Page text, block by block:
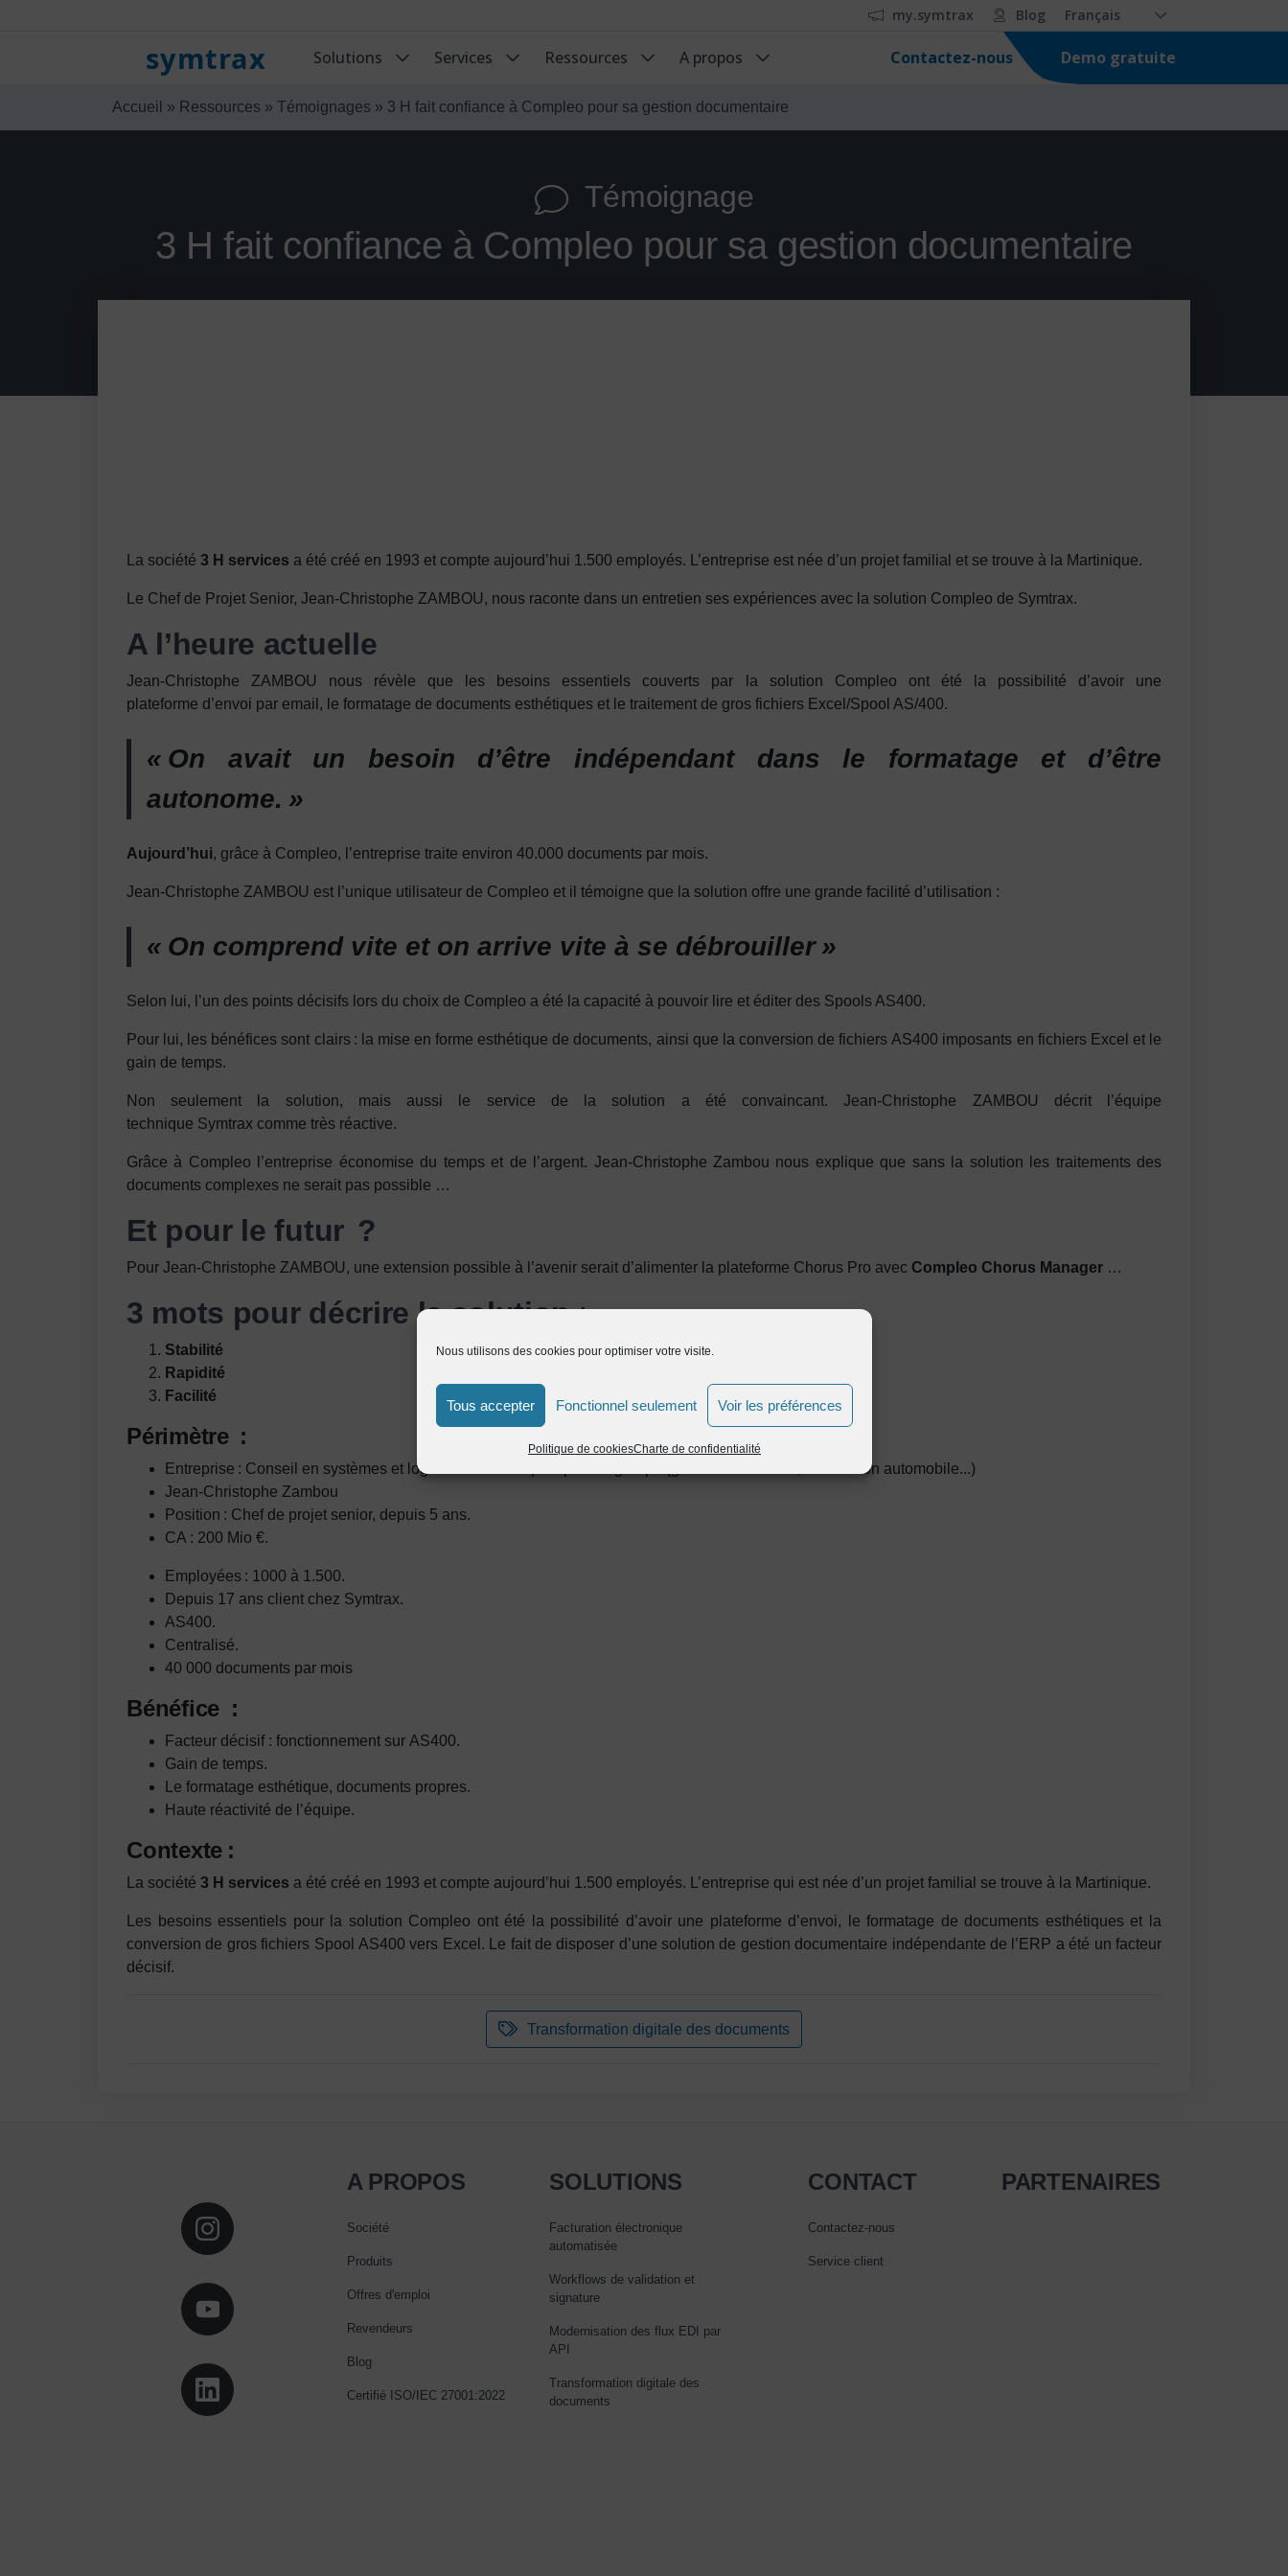
Nous utilisons des cookies pour optimiser votre visite.
Tous accepter Fonctionnel seulement Voir les préférences
Politique de cookiesCharte de confidentialité
my.symtrax Blog Français
symtrax Solutions Services Ressources A propos Contactez-nous Demo gratuite
Accueil » Ressources » Témoignages » 3 H fait confiance à Compleo pour sa gestion documentaire
Témoignage
3 H fait confiance à Compleo pour sa gestion documentaire
La société 3 H services a été créé en 1993 et compte aujourd’hui 1.500 employés. L’entreprise est née d’un projet familial et se trouve à la Martinique.
Le Chef de Projet Senior, Jean-Christophe ZAMBOU, nous raconte dans un entretien ses expériences avec la solution Compleo de Symtrax.
A l’heure actuelle
Jean-Christophe ZAMBOU nous révèle que les besoins essentiels couverts par la solution Compleo ont été la possibilité d’avoir une
plateforme d’envoi par email, le formatage de documents esthétiques et le traitement de gros fichiers Excel/Spool AS/400.
« On avait un besoin d’être indépendant dans le formatage et d’être
autonome. »
Aujourd’hui, grâce à Compleo, l’entreprise traite environ 40.000 documents par mois.
Jean-Christophe ZAMBOU est l’unique utilisateur de Compleo et il témoigne que la solution offre une grande facilité d’utilisation :
« On comprend vite et on arrive vite à se débrouiller »
Selon lui, l’un des points décisifs lors du choix de Compleo a été la capacité à pouvoir lire et éditer des Spools AS400.
Pour lui, les bénéfices sont clairs : la mise en forme esthétique de documents, ainsi que la conversion de fichiers AS400 imposants en fichiers Excel et le
gain de temps.
Non seulement la solution, mais aussi le service de la solution a été convaincant. Jean-Christophe ZAMBOU décrit l’équipe
technique Symtrax comme très réactive.
Grâce à Compleo l’entreprise économise du temps et de l’argent. Jean-Christophe Zambou nous explique que sans la solution les traitements des
documents complexes ne serait pas possible …
Et pour le futur ?
Pour Jean-Christophe ZAMBOU, une extension possible à l’avenir serait d’alimenter la plateforme Chorus Pro avec Compleo Chorus Manager …
3 mots pour décrire la solution:
Stabilité
Rapidité
Facilité
Périmètre :
Entreprise : Conseil en systèmes et logiciels informatiques pour le groupe (grande distribution, distribution automobile...)
Jean-Christophe Zambou
Position : Chef de projet senior, depuis 5 ans.
CA : 200 Mio €.
Employées : 1000 à 1.500.
Depuis 17 ans client chez Symtrax.
AS400.
Centralisé.
40 000 documents par mois
Bénéfice :
Facteur décisif : fonctionnement sur AS400.
Gain de temps.
Le formatage esthétique, documents propres.
Haute réactivité de l’équipe.
Contexte :
La société 3 H services a été créé en 1993 et compte aujourd’hui 1.500 employés. L’entreprise qui est née d’un projet familial se trouve à la Martinique.
Les besoins essentiels pour la solution Compleo ont été la possibilité d’avoir une plateforme d’envoi, le formatage de documents esthétiques et la
conversion de gros fichiers Spool AS400 vers Excel. Le fait de disposer d’une solution de gestion documentaire indépendante de l’ERP a été un facteur
décisif.
Transformation digitale des documents
A PROPOS
Société
Produits
Offres d'emploi
Revendeurs
Blog
Certifié ISO/IEC 27001:2022
SOLUTIONS
Facturation électronique
automatisée
Workflows de validation et
signature
Modernisation des flux EDI par
API
Transformation digitale des
documents
CONTACT
Contactez-nous
Service client
PARTENAIRES